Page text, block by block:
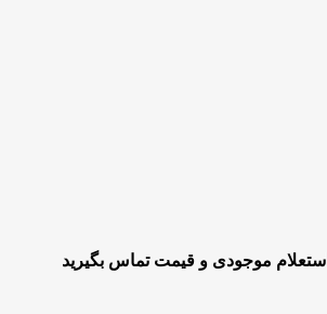
استعلام موجودی و قیمت تماس بگیرید